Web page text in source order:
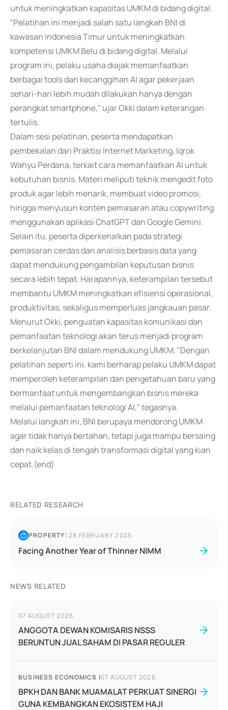
untuk meningkatkan kapasitas UMKM di bidang digital.
"Pelatihan ini menjadi salah satu langkah BNI di
kawasan Indonesia Timur untuk meningkatkan
kompetensi UMKM Belu di bidang digital. Melalui
program ini, pelaku usaha diajak memanfaatkan
berbagai tools dan kecanggihan AI agar pekerjaan
sehari-hari lebih mudah dilakukan hanya dengan
perangkat smartphone," ujar Okki dalam keterangan
tertulis.
Dalam sesi pelatihan, peserta mendapatkan
pembekalan dari Praktisi Internet Marketing, Iqrok
Wahyu Perdana, terkait cara memanfaatkan AI untuk
kebutuhan bisnis. Materi meliputi teknik mengedit foto
produk agar lebih menarik, membuat video promosi,
hingga menyusun konten pemasaran atau copywriting
menggunakan aplikasi ChatGPT dan Google Gemini.
Selain itu, peserta diperkenalkan pada strategi
pemasaran cerdas dan analisis berbasis data yang
dapat mendukung pengambilan keputusan bisnis
secara lebih tepat. Harapannya, keterampilan tersebut
membantu UMKM meningkatkan efisiensi operasional,
produktivitas, sekaligus memperluas jangkauan pasar.
Menurut Okki, penguatan kapasitas komunikasi dan
pemanfaatan teknologi akan terus menjadi program
berkelanjutan BNI dalam mendukung UMKM. "Dengan
pelatihan seperti ini, kami berharap pelaku UMKM dapat
memperoleh keterampilan dan pengetahuan baru yang
bermanfaat untuk mengembangkan bisnis mereka
melalui pemanfaatan teknologi AI," tegasnya.
Melalui langkah ini, BNI berupaya mendorong UMKM
agar tidak hanya bertahan, tetapi juga mampu bersaing
dan naik kelas di tengah transformasi digital yang kian
cepat.(end)
RELATED RESEARCH
PROPERTY|28 FEBRUARY 2025
Facing Another Year of Thinner NIMM
NEWS RELATED
07 AUGUST 2026
ANGGOTA DEWAN KOMISARIS NSSS
BERUNTUN JUAL SAHAM DI PASAR REGULER
BUSINESS ECONOMICS |07 AUGUST 2026
BPKH DAN BANK MUAMALAT PERKUAT SINERGI
GUNA KEMBANGKAN EKOSISTEM HAJI